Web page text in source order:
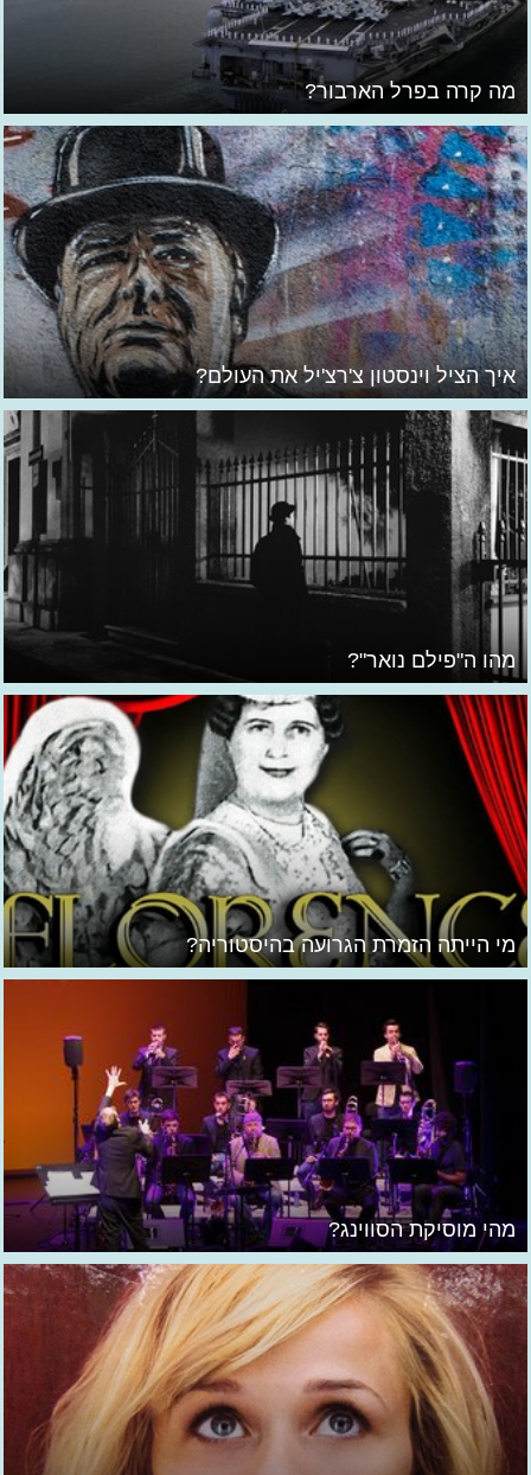
מה קרה בפרל הארבור?
איך הציל וינסטון צ'רצ'יל את העולם?
מהו ה"פילם נואר"?
מי הייתה הזמרת הגרועה בהיסטוריה?
מהי מוסיקת הסווינג?